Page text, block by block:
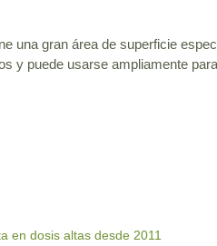
una gran área de superficie
y puede usarse ampliamente
en dosis altas desde 2011